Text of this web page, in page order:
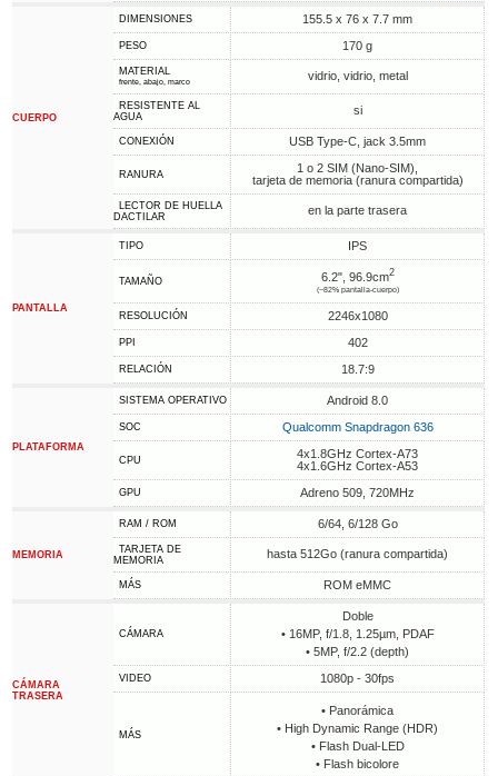
CUERPO
DIMENSIONES 155.5 x 76 x 7.7 mm
PESO 170 g
MATERIAL
frente, abajo, marco vidrio, vidrio, metal
RESISTENTE AL
AGUA
si
CONEXIÓN USB Type-C, jack 3.5mm
RANURA
1 o 2 SIM (Nano-SIM),
tarjeta de memoria (ranura compartida)
LECTOR DE HUELLA
DACTILAR
en la parte trasera
PANTALLA
TIPO IPS
TAMAÑO 6.2", 96.9cm2
(~82% pantalla-cuerpo)
RESOLUCIÓN 2246x1080
PPI 402
RELACIÓN 18.7:9
PLATAFORMA
SISTEMA OPERATIVO Android 8.0
SOC Qualcomm Snapdragon 636
CPU
4x1.8GHz Cortex-A73
4x1.6GHz Cortex-A53
GPU Adreno 509, 720MHz
MEMORIA
RAM / ROM 6/64, 6/128 Go
TARJETA DE
MEMORIA
hasta 512Go (ranura compartida)
MÁS ROM eMMC
CÁMARA
TRASERA
CÁMARA
Doble
• 16MP, f/1.8, 1.25µm, PDAF
• 5MP, f/2.2 (depth)
VIDEO 1080p - 30fps
MÁS
• Panorámica
• High Dynamic Range (HDR)
• Flash Dual-LED
• Flash bicolore